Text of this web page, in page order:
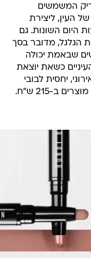
המשמשים
העין, ליצירת
היום השונות. גם
הגלגל, מדובר בסך
שבאמת יכולה
כשאת יוצאת
יחסית לבובי
ב-215 ש"ח.